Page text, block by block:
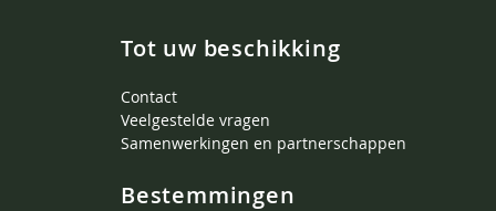
Tot uw beschikking
Contact
Veelgestelde vragen
Samenwerkingen en partnerschappen
Bestemmingen